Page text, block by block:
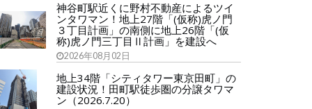
神谷町駅近くに野村不動産によるツイ
ンタワマン！地上27階「(仮称)虎ノ門
３丁目計画」の南側に地上26階「(仮
称)虎ノ門三丁目Ⅱ計画」を建設へ
2026年08月02日
地上34階「シティタワー東京田町」の
建設状況！田町駅徒歩圏の分譲タワマ
ン（2026.7.20）